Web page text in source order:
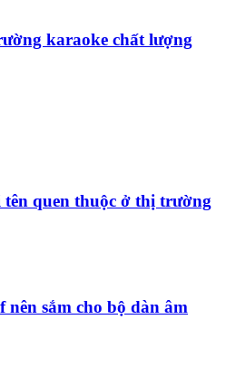
karaoke chất lượng
tên quen thuộc ở thị trường
nên sắm cho bộ dàn âm